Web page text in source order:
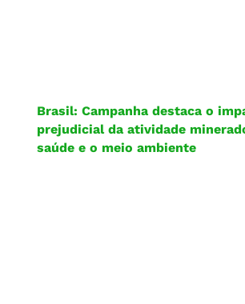
Brasil: Campanha destaca o
prejudicial da atividade
saúde e o meio ambiente